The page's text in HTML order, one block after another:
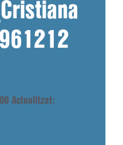
Actualitzat: